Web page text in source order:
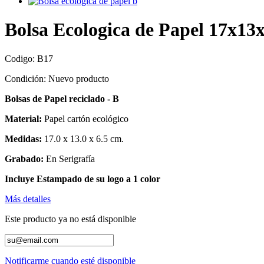
Bolsa Ecologica de Papel
Codigo: B17
Condición: Nuevo producto
Bolsas de Papel reciclado - B
Material: Papel cartón ecológico
Medidas: 17.0 x 13.0 x 6.5 cm.
Grabado: En Serigrafía
Incluye Estampado de su logo a 1 color
Más detalles
Este producto ya no está disponible
Notificarme cuando esté disponible